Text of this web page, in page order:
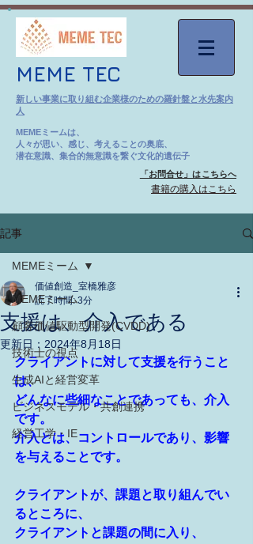
MEME TEC
新しい事業に取り組む企業様のための羅針盤と水先案内
人
MEMEミームは、
人々が思い、感じ、考えることの奥底、
潜在意識、集合的無意識を繋ぐ文化的遺伝子
「お問合せ」はこちらへ
​書籍の購入はこちら
記事
MEMEミーム
顧客価値駆動型開発(CVDD)
技術士の視点
生成AIと経営変革
ビジネスモデル・共創連携
経営工学・IE
MEMEミーム
支援は、介入である
価値創造_室橋雅彦
読了時間: 3分
更新日： 2024年8月18日
クライアントに対して支援を行うこと
は、
どんなに些細なことであっても、介入
です。
介入とは、コントロールであり、影響
を与えることです。
クライアントが、課題と取り組んでい
るところに、
クライアントと課題の間に入り、